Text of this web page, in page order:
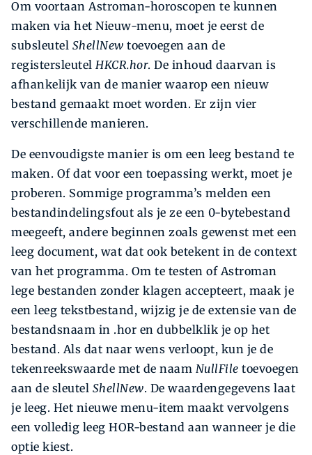
Om voortaan Astroman-horoscopen te kunnen
maken via het Nieuw-menu, moet je eerst de
subsleutel ShellNew toevoegen aan de
registersleutel HKCR.hor. De inhoud daarvan is
afhankelijk van de manier waarop een nieuw
bestand gemaakt moet worden. Er zijn vier
verschillende manieren.
De eenvoudigste manier is om een leeg bestand te
maken. Of dat voor een toepassing werkt, moet je
proberen. Sommige programma’s melden een
bestandindelingsfout als je ze een 0-bytebestand
meegeeft, andere beginnen zoals gewenst met een
leeg document, wat dat ook betekent in de context
van het programma. Om te testen of Astroman
lege bestanden zonder klagen accepteert, maak je
een leeg tekstbestand, wijzig je de extensie van de
bestandsnaam in .hor en dubbelklik je op het
bestand. Als dat naar wens verloopt, kun je de
tekenreeks­waarde met de naam NullFile toevoegen
aan de sleutel Shell­New. De waardengegevens laat
je leeg. Het ­nieuwe menu-item maakt vervolgens
een volledig leeg HOR-bestand aan wanneer je die
optie kiest.